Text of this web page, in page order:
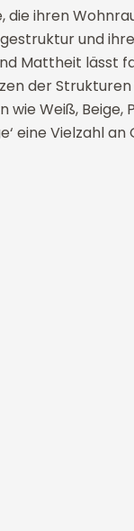
die ihren
und
Mattheit lässt
der
Weiß, Beige,
eine Vielzahl